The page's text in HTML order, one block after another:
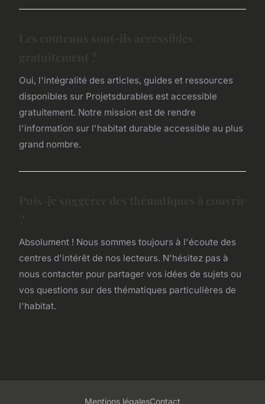
Oui, l'intégralité des articles, guides et ressources
disponibles sur Projetsdurables est accessible
gratuitement. Notre mission est de rendre
l'information sur l'habitat durable accessible au plus
grand nombre.
Absolument ! Nous sommes toujours à l'écoute des
centres d'intérêt de nos lecteurs. N'hésitez pas à
nous contacter pour partager vos idées de sujets ou
vos questions sur des thématiques particulières de
l'habitat.
Mentions légalesContact